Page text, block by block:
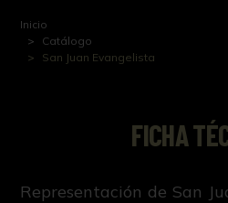
Inicio
Catálogo
San Juan Evangelista
FICHA
Representación de San